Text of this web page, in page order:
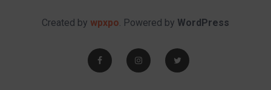
Created by wpxpo. Powered by WordPress